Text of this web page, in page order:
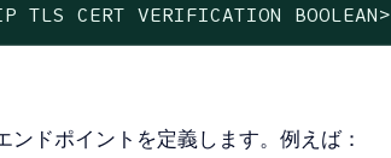
TLS CERT VERIFICATION BOOLEAN>
ドポイントを定義します。例えば：